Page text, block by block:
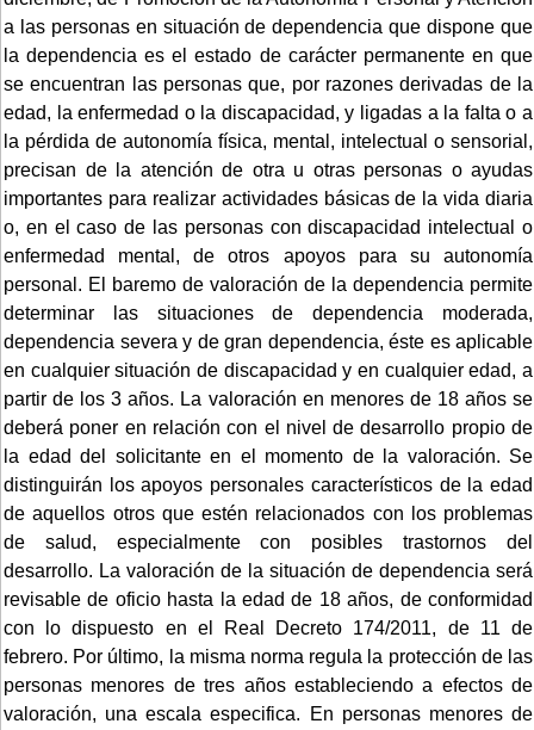
a las personas en situación de dependencia que dispone que
la dependencia es el estado de carácter permanente en que
se encuentran las personas que, por razones derivadas de la
edad, la enfermedad o la discapacidad, y ligadas a la falta o a
la pérdida de autonomía física, mental, intelectual o sensorial,
precisan de la atención de otra u otras personas o ayudas
importantes para realizar actividades básicas de la vida diaria
o, en el caso de las personas con discapacidad intelectual o
enfermedad mental, de otros apoyos para su autonomía
personal. El baremo de valoración de la dependencia permite
determinar las situaciones de dependencia moderada,
dependencia severa y de gran dependencia, éste es aplicable
en cualquier situación de discapacidad y en cualquier edad, a
partir de los 3 años. La valoración en menores de 18 años se
deberá poner en relación con el nivel de desarrollo propio de
la edad del solicitante en el momento de la valoración. Se
distinguirán los apoyos personales característicos de la edad
de aquellos otros que estén relacionados con los problemas
de salud, especialmente con posibles trastornos del
desarrollo. La valoración de la situación de dependencia será
revisable de oficio hasta la edad de 18 años, de conformidad
con lo dispuesto en el Real Decreto 174/2011, de 11 de
febrero. Por último, la misma norma regula la protección de las
personas menores de tres años estableciendo a efectos de
valoración, una escala especifica. En personas menores de